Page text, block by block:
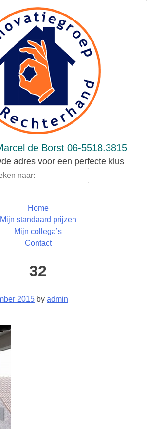
de Borst 06-5518.3815
adres voor een perfecte klus
Home
Mijn standaard prijzen
Mijn collega’s
Contact
32
2015 by admin